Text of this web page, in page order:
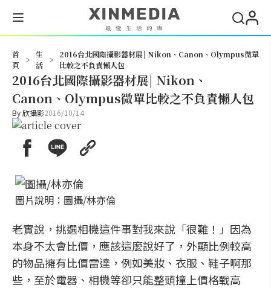
首
頁
>
生
活
>
2016台北國際攝影器材展| Nikon、Canon、Olympus微單
比較之不負責懶人包
2016台北國際攝影器材展| Nikon、
Canon、Olympus微單比較之不負責懶人包
By欣攝影2016/10/14
圖片說明：圖攝/林亦倫
老實說，挑選相機這件事對我來說「很難！」因為
本身不太會比價，應該這麼說好了，外顯比例較高
的物品擁有比價雷達，例如美妝、衣服、鞋子啊那
些，至於電器、相機等卻只能整頭撞上價格戰高